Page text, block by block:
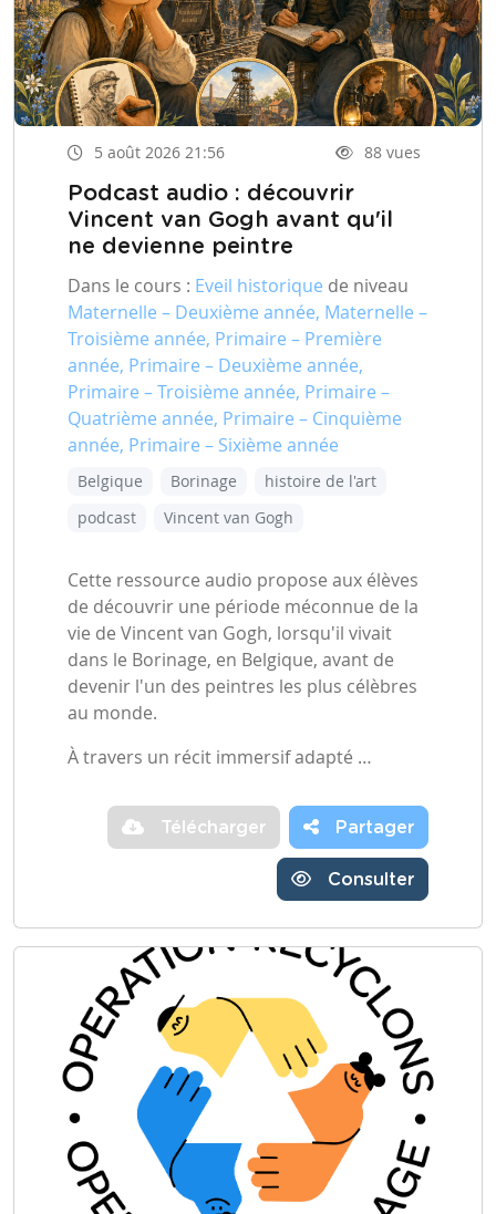
5 août 2026 21:56 88 vues
Podcast audio : découvrir
Vincent van Gogh avant qu'il
ne devienne peintre
Dans le cours : Eveil historique de niveau
Maternelle – Deuxième année, Maternelle –
Troisième année, Primaire – Première
année, Primaire – Deuxième année,
Primaire – Troisième année, Primaire –
Quatrième année, Primaire – Cinquième
année, Primaire – Sixième année
Belgique Borinage
histoire de l'art
podcast
Vincent van Gogh
Cette ressource audio propose aux élèves
de découvrir une période méconnue de la
vie de Vincent van Gogh, lorsqu'il vivait
dans le Borinage, en Belgique, avant de
devenir l'un des peintres les plus célèbres
au monde.
À travers un récit immersif adapté …
Télécharger Partager
Consulter